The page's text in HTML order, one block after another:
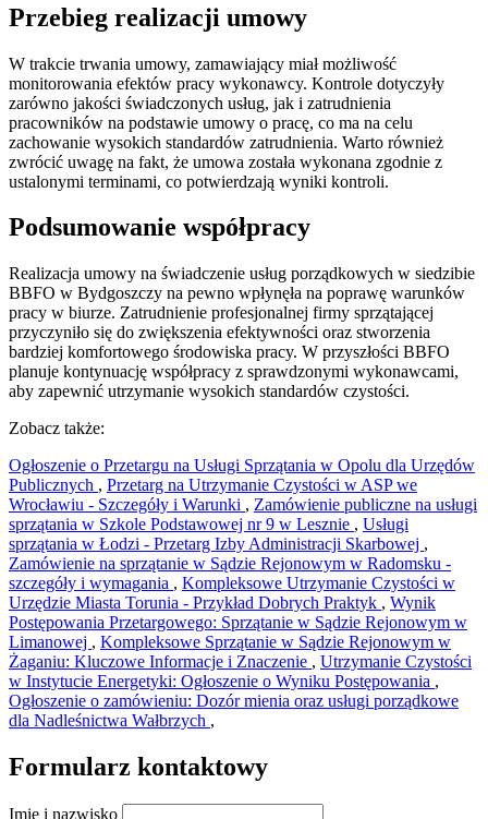
Przebieg realizacji umowy
W trakcie trwania umowy, zamawiający miał możliwość
monitorowania efektów pracy wykonawcy. Kontrole dotyczyły
zarówno jakości świadczonych usług, jak i zatrudnienia
pracowników na podstawie umowy o pracę, co ma na celu
zachowanie wysokich standardów zatrudnienia. Warto również
zwrócić uwagę na fakt, że umowa została wykonana zgodnie z
ustalonymi terminami, co potwierdzają wyniki kontroli.
Podsumowanie współpracy
Realizacja umowy na świadczenie usług porządkowych w siedzibie
BBFO w Bydgoszczy na pewno wpłynęła na poprawę warunków
pracy w biurze. Zatrudnienie profesjonalnej firmy sprzątającej
przyczyniło się do zwiększenia efektywności oraz stworzenia
bardziej komfortowego środowiska pracy. W przyszłości BBFO
planuje kontynuację współpracy z sprawdzonymi wykonawcami,
aby zapewnić utrzymanie wysokich standardów czystości.
Zobacz także:
Ogłoszenie o Przetargu na Usługi Sprzątania w Opolu dla Urzędów
Publicznych , Przetarg na Utrzymanie Czystości w ASP we
Wrocławiu - Szczegóły i Warunki , Zamówienie publiczne na usługi
sprzątania w Szkole Podstawowej nr 9 w Lesznie , Usługi
sprzątania w Łodzi - Przetarg Izby Administracji Skarbowej ,
Zamówienie na sprzątanie w Sądzie Rejonowym w Radomsku -
szczegóły i wymagania , Kompleksowe Utrzymanie Czystości w
Urzędzie Miasta Torunia - Przykład Dobrych Praktyk , Wynik
Postępowania Przetargowego: Sprzątanie w Sądzie Rejonowym w
Limanowej , Kompleksowe Sprzątanie w Sądzie Rejonowym w
Żaganiu: Kluczowe Informacje i Znaczenie , Utrzymanie Czystości
w Instytucie Energetyki: Ogłoszenie o Wyniku Postępowania ,
Ogłoszenie o zamówieniu: Dozór mienia oraz usługi porządkowe
dla Nadleśnictwa Wałbrzych ,
Formularz kontaktowy
Imię i nazwisko